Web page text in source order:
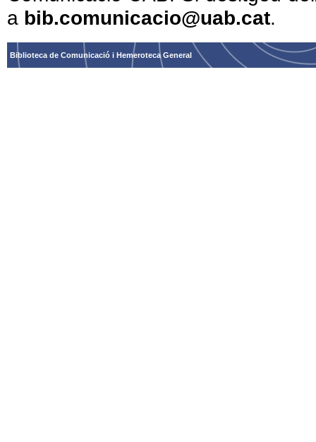
a bib.comunicacio@uab.cat.
Biblioteca de Comunicació i Hemeroteca General